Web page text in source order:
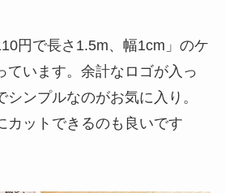
円で長さ1.5m、幅1cm」のケ
ています。余計なロゴが入っ
ンプルなのがお気に入り。
カットできるのも良いです